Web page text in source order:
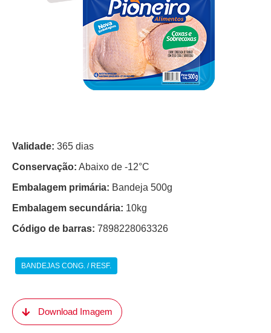
Validade: 365 dias
Conservação: Abaixo de -12°C
Embalagem primária: Bandeja 500g
Embalagem secundária: 10kg
Código de barras: 7898228063326
BANDEJAS CONG. / RESF.
Download Imagem